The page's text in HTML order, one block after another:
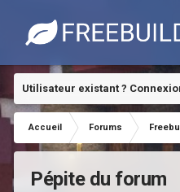
Utilisateur existant ?
Accueil Forums
Pépite du forum